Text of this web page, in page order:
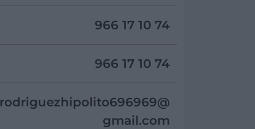
966 17 10 74
966 17 10 74
rodriguezhipolito696969@
gmail.com